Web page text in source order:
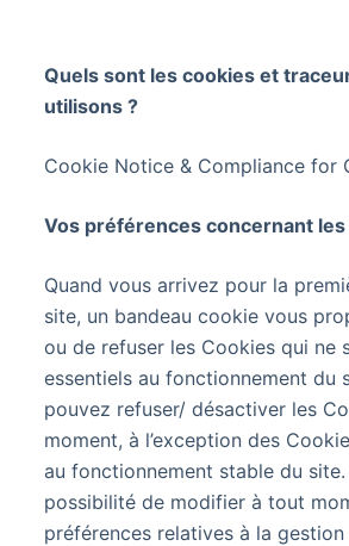
Quels sont les cookies et
utilisons ?
Cookie Notice & Compliance for
Vos préférences concernant
Quand vous arrivez pour la
site, un bandeau cookie vous
ou de refuser les Cookies qui ne
essentiels au fonctionnement du
pouvez refuser/ désactiver les
moment, à l’exception des
au fonctionnement stable du
possibilité de modifier à tout
préférences relatives à la